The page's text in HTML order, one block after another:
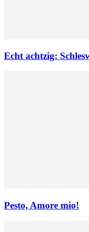
Echt achtzig:
Pesto, Amore mio!